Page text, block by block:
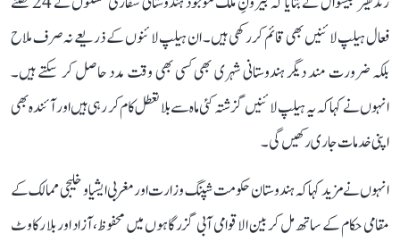
فعال ہیلپ لائنیں بھی قائم کر رکھی ہیں۔ ان ہیلپ لائنوں کے ذریعے نہ صرف ملاح
بلکہ ضرورت مند دیگر ہندوستانی شہری بھی کسی بھی وقت مدد حاصل کر سکتے ہیں۔
انہوں نے کہا کہ یہ ہیلپ لائنیں گزشتہ کئی ماہ سے بلا تعطل کام کر رہی ہیں اور آئندہ بھی
اپنی خدمات جاری رکھیں گی۔
انہوں نے مزید کہا کہ ہندوستان حکومت شپنگ وزارت اور مغربی ایشیا و خلیجی ممالک کے
مقامی حکام کے ساتھ مل کر بین الاقوامی آبی گزرگاہوں میں محفوظ، آزاد اور بلا رکاوٹ